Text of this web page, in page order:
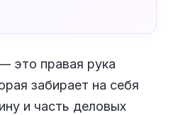
это правая рука
забирает на себя
и часть деловых